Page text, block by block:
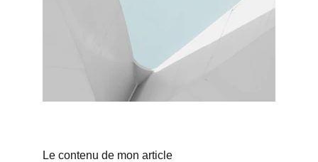
Le contenu de mon article